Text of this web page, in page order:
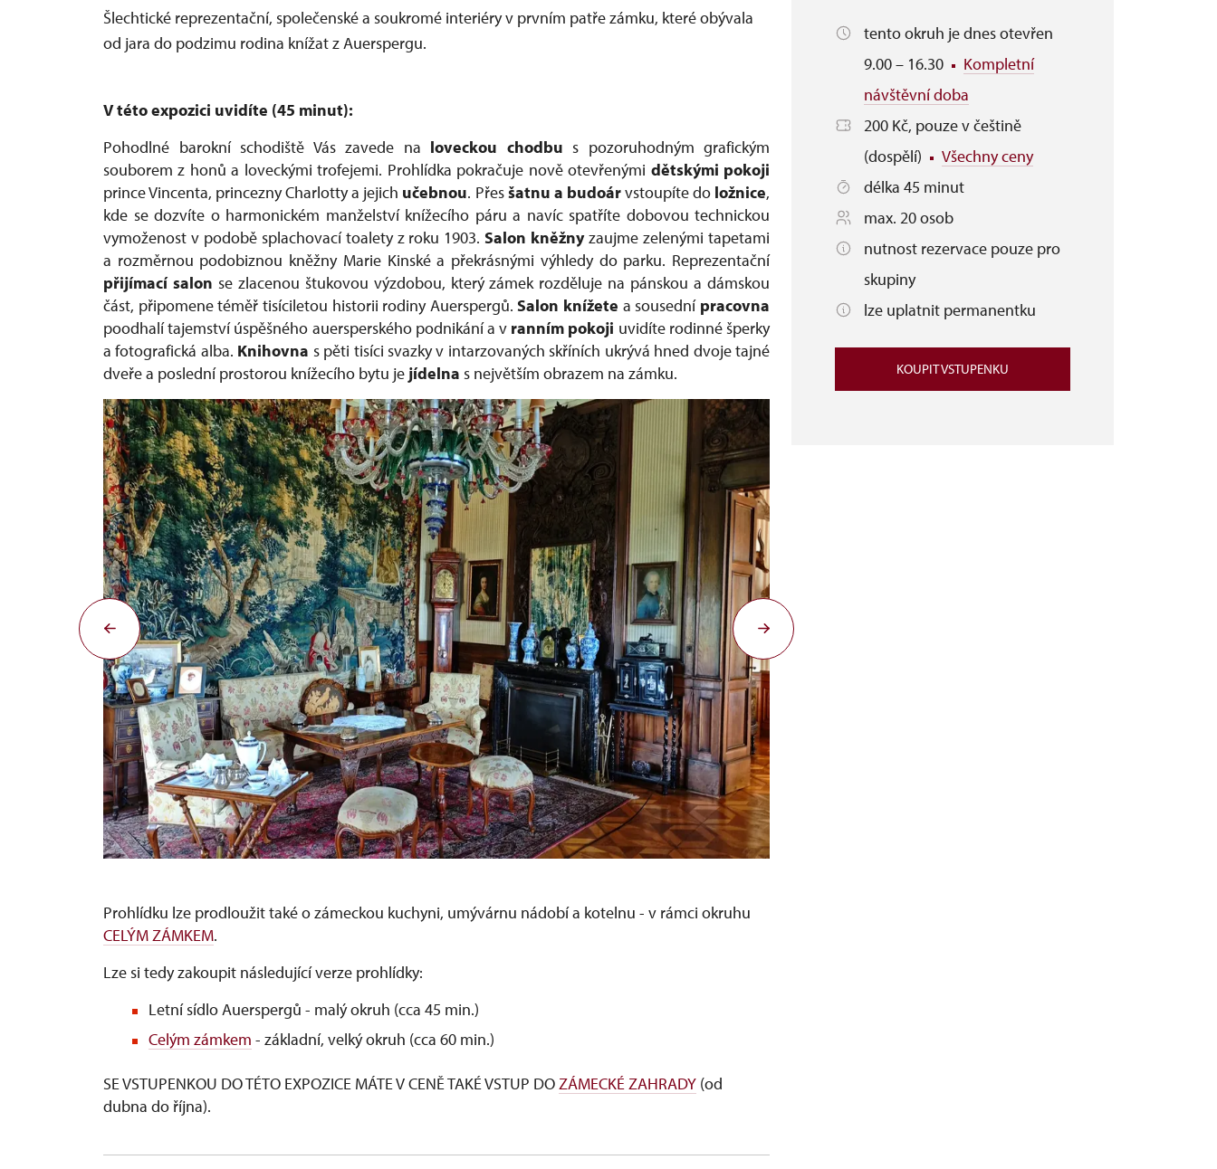
Šlechtické reprezentační, společenské a soukromé interiéry v prvním patře zámku, které obývala
od jara do podzimu rodina knížat z Auerspergu.
V této expozici uvidíte (45 minut):
Pohodlné barokní schodiště Vás zavede na loveckou chodbu s pozoruhodným grafickým
souborem z honů a loveckými trofejemi. Prohlídka pokračuje nově otevřenými dětskými pokoji
prince Vincenta, princezny Charlotty a jejich učebnou. Přesšatnu a budoárvstoupíte do ložnice,
kde se dozvíte o harmonickém manželství knížecího páru a navíc spatříte dobovou technickou
vymoženost v podobě splachovací toalety z roku 1903. Salon kněžnyzaujme zelenými tapetami
a rozměrnou podobiznou kněžny Marie Kinské a překrásnými výhledy do parku. Reprezentační
přijímací salon se zlacenou štukovou výzdobou, který zámek rozděluje na pánskou a dámskou
část, připomene téměř tisíciletou historii rodiny Auerspergů. Salon knížete a sousední pracovna
poodhalí tajemství úspěšného auersperského podnikání a v ranním pokoji uvidíte rodinné šperky
a fotografická alba. Knihovna s pěti tisíci svazky v intarzovaných skříních ukrývá hned dvoje tajné
dveře a poslední prostorou knížecího bytu je jídelna s největším obrazem na zámku.
Prohlídku lze prodloužit také o zámeckou kuchyni, umývárnu nádobí a kotelnu - v rámci okruhu
CELÝM ZÁMKEM.
Lze si tedy zakoupit následující verze prohlídky:
Letní sídlo Auerspergů - malý okruh (cca 45 min.)
Celým zámkem - základní, velký okruh (cca 60 min.)
SE VSTUPENKOU DO TÉTO EXPOZICE MÁTE V CENĚ TAKÉ VSTUP DO ZÁMECKÉ ZAHRADY (od
dubna do října).
tento okruh je dnes otevřen
9.00 – 16.30
Kompletní
návštěvní doba
200 Kč, pouze v češtině
(dospělí)
Všechny ceny
délka 45 minut
max. 20 osob
nutnost rezervace pouze pro
skupiny
lze uplatnit permanentku
KOUPIT VSTUPENKU